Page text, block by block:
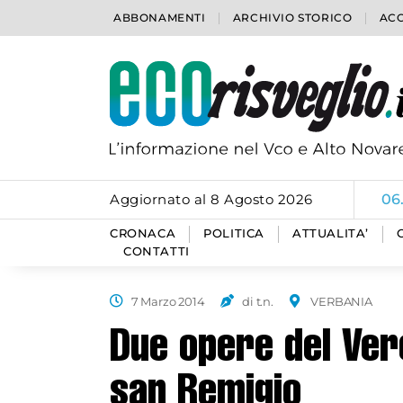
ABBONAMENTI ARCHIVIO STORICO
Aggiornato al 8 Agosto 2026
CRONACA POLITICA ATTUALITA’
CONTATTI
7 Marzo 2014 di t.n. VERBANIA
Due opere del